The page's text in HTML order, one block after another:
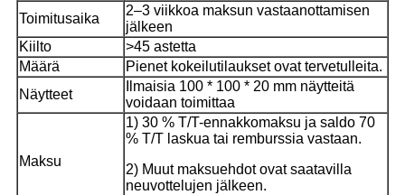
Toimitusaika
2–3 viikkoa maksun vastaanottamisen
jälkeen
Kiilto
>45 astetta
Määrä
Pienet kokeilutilaukset ovat tervetulleita.
Näytteet
Ilmaisia ​​100 * 100 * 20 mm näytteitä
voidaan toimittaa
Maksu
1) 30 % T/T-ennakkomaksu ja saldo 70
% T/T laskua tai remburssia vastaan.
2) Muut maksuehdot ovat saatavilla
neuvottelujen jälkeen.